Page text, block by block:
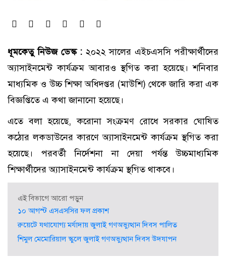
ধূমকেতু নিউজ ডেস্ক : ২০২২ সালের এইচএসসি পরীক্ষার্থীদের
অ্যাসাইনমেন্ট কার্যক্রম আবারও স্থগিত করা হয়েছে। শনিবার
মাধ্যমিক ও উচ্চ শিক্ষা অধিদপ্তর (মাউশি) থেকে জারি করা এক
বিজ্ঞপ্তিতে এ কথা জানানো হয়েছে।
এতে বলা হয়েছে, করোনা সংক্রমণ রোধে সরকার ঘোষিত
কঠোর লকডাউনের কারণে অ্যাসাইনমেন্ট কার্যক্রম স্থগিত করা
হয়েছে। পরবর্তী নির্দেশনা না দেয়া পর্যন্ত উচ্চমাধ্যমিক
শিক্ষার্থীদের অ্যাসাইনমেন্ট কার্যক্রম স্থগিত থাকবে।
এই বিভাগে আরো পড়ুন
১০ আগস্ট এসএসসির ফল প্রকাশ
রুয়েটে যথাযোগ্য মর্যাদায় জুলাই গণঅভ্যুত্থান দিবস পালিত
শিমুল মেমোরিয়াল স্কুলে জুলাই গণঅভ্যুত্থান দিবস উদযাপন